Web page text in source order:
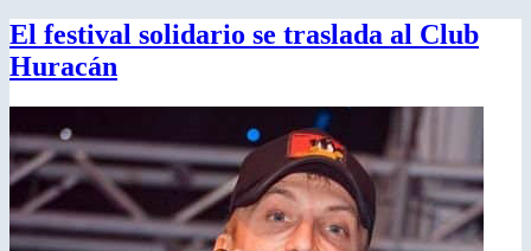
El festival solidario se traslada al Club
Huracán